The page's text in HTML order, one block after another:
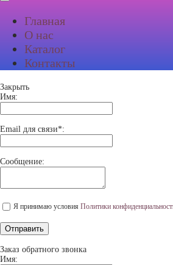
Главная
О нас
Каталог
Контакты
Закрыть
Имя:
Email для связи*:
Сообщение:
Я принимаю условия Политики
Отправить
Заказ обратного звонка
Имя: